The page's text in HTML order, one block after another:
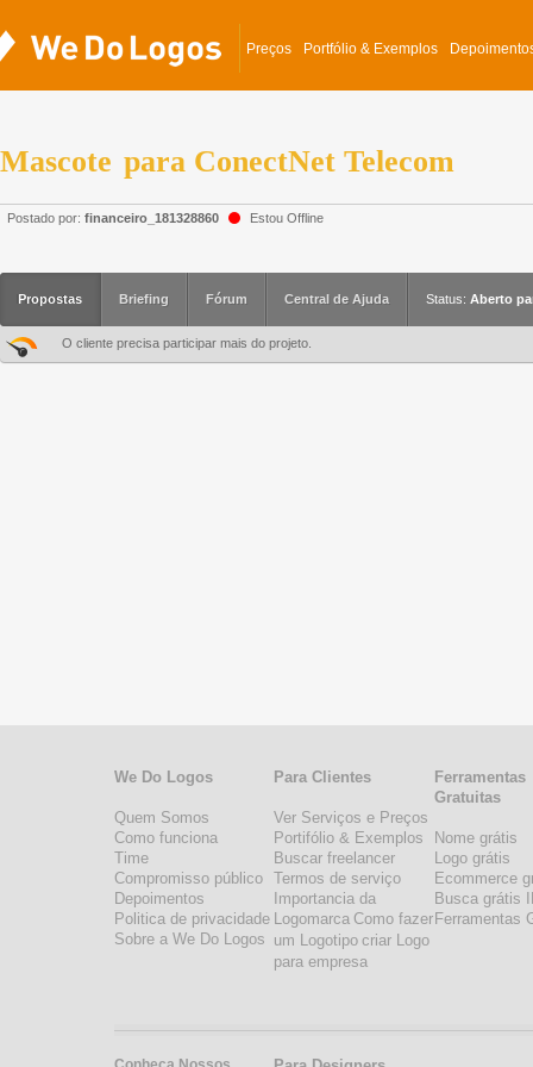
Preços Portfólio & Exemplos
Mascote para ConectNet Telecom
Postado por: financeiro_181328860 Estou Offline
Propostas Briefing Fórum Central de Ajuda Status: Aberto
O cliente precisa participar mais do projeto.
We Do Logos
Quem Somos
Como funciona
Time
Compromisso público
Depoimentos
Politica de privacidade
Sobre a We Do Logos
Para Clientes
Ver Serviços e Preços
Portifólio & Exemplos
Buscar freelancer
Termos de serviço
Importancia da
Logomarca Como fazer
um Logotipo criar Logo
para empresa
Ferramentas
Gratuitas
Nome grátis
Logo grátis
Ecommerce
Busca grátis
Ferramentas